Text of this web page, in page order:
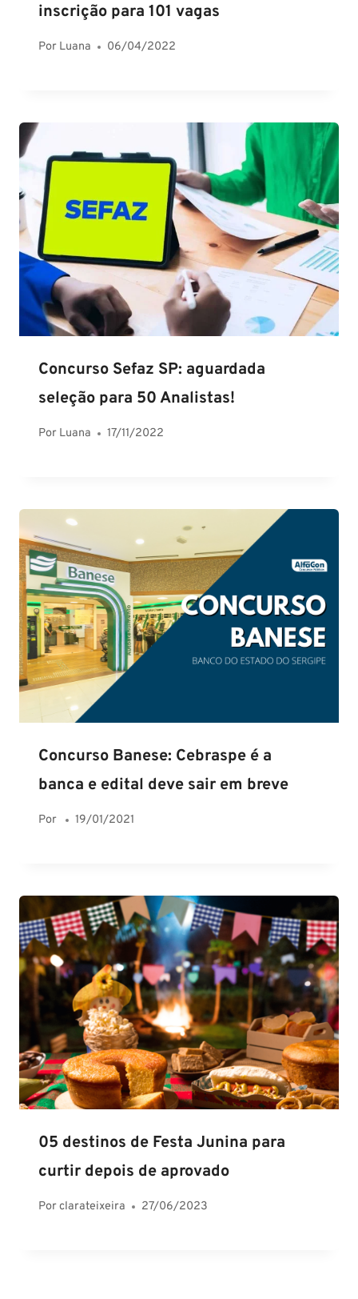
inscrição para 101 vagas
Por Luana 06/04/2022
Concurso Sefaz SP: aguardada
seleção para 50 Analistas!
Por Luana 17/11/2022
Concurso Banese: Cebraspe é a
banca e edital deve sair em breve
Por 19/01/2021
05 destinos de Festa Junina para
curtir depois de aprovado
Porclarateixeira 27/06/2023